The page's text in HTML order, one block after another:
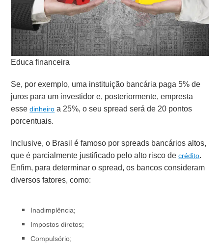
Educa financeira
Se, por exemplo, uma instituição bancária paga 5% de
juros para um investidor e, posteriormente, empresta
essedinheiro a 25%, o seu spread será de 20 pontos
porcentuais.
Inclusive, o Brasil é famoso por spreads bancários altos,
que é parcialmente justificado pelo alto risco decrédito.
Enfim, para determinar o spread, os bancos consideram
diversos fatores, como:
Inadimplência;
Impostos diretos;
Compulsório;